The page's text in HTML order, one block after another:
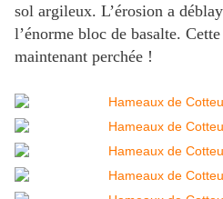
sol argileux. L’érosion a
l’énorme bloc de basalte.
maintenant perchée !